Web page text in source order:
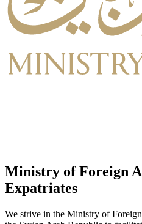
Ministry of Foreign
Expatriates
We strive in the Ministry of